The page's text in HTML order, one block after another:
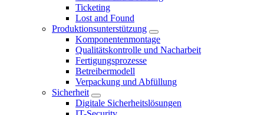
Ticketing
Lost and Found
Produktionsunterstützung
Komponentenmontage
Qualitätskontrolle und Nacharbeit
Fertigungsprozesse
Betreibermodell
Verpackung und Abfüllung
Sicherheit
Digitale Sicherheitslösungen